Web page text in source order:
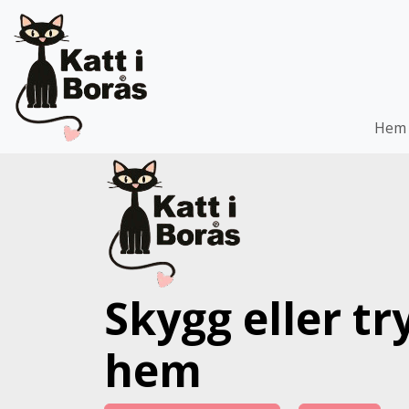
Hem
Skygg eller
hem